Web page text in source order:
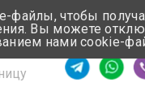
Время
файлы, чтобы
Вы можете
нами cookie-